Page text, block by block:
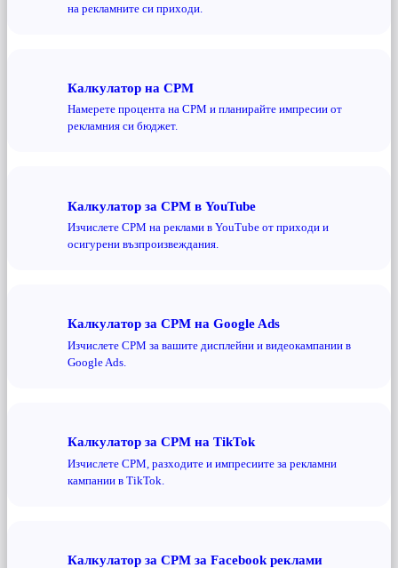
на рекламните си приходи.
Калкулатор на CPM
Намерете процента на CPM и планирайте импресии от
рекламния си бюджет.
Калкулатор за CPM в YouTube
Изчислете CPM на реклами в YouTube от приходи и
осигурени възпроизвеждания.
Калкулатор за CPM на Google Ads
Изчислете CPM за вашите дисплейни и видеокампании в
Google Ads.
Калкулатор за CPM на TikTok
Изчислете CPM, разходите и импресиите за рекламни
кампании в TikTok.
Калкулатор за CPM за Facebook реклами